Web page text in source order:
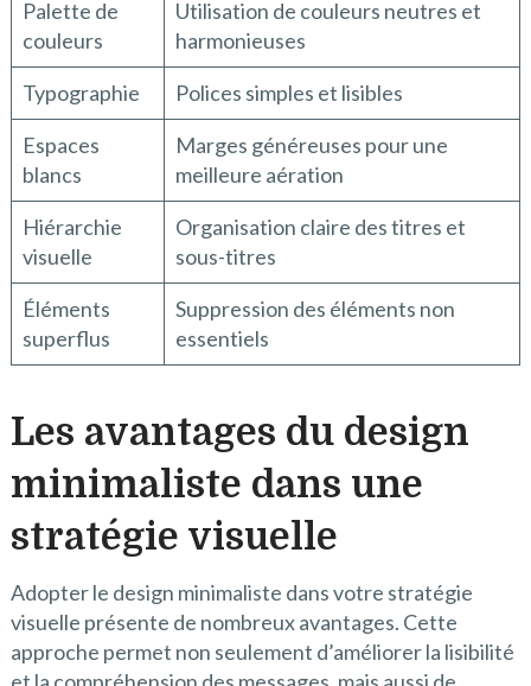
Palette de
couleurs
Utilisation de couleurs neutres et
harmonieuses
Typographie
Polices simples et lisibles
Espaces
blancs
Marges généreuses pour une
meilleure aération
Hiérarchie
visuelle
Organisation claire des titres et
sous-titres
Éléments
superflus
Suppression des éléments non
essentiels
Les avantages du design
minimaliste dans une
stratégie visuelle
Adopter le design minimaliste dans votre stratégie
visuelle présente de nombreux avantages. Cette
approche permet non seulement d’améliorer la lisibilité